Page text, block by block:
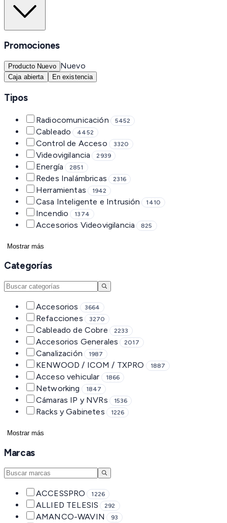
Promociones
Producto Nuevo Nuevo
Caja abierta En existencia
Tipos
Radiocomunicación 5452
Cableado 4452
Control de Acceso 3320
Videovigilancia 2939
Energía 2851
Redes Inalámbricas 2316
Herramientas 1942
Casa Inteligente e Intrusión 1410
Incendio 1374
Accesorios Videovigilancia 825
Mostrar más
Categorías
Accesorios 3664
Refacciones 3270
Cableado de Cobre 2233
Accesorios Generales 2017
Canalización 1987
KENWOOD / ICOM / TXPRO 1887
Acceso vehicular 1866
Networking 1847
Cámaras IP y NVRs 1536
Racks y Gabinetes 1226
Mostrar más
Marcas
ACCESSPRO 1226
ALLIED TELESIS 292
AMANCO-WAVIN 93